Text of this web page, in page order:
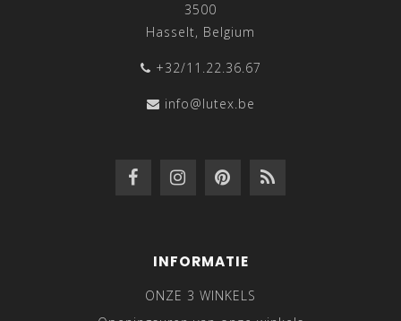
3500
Hasselt, Belgium
+32/11.22.36.67
info@lutex.be
INFORMATIE
ONZE 3 WINKELS